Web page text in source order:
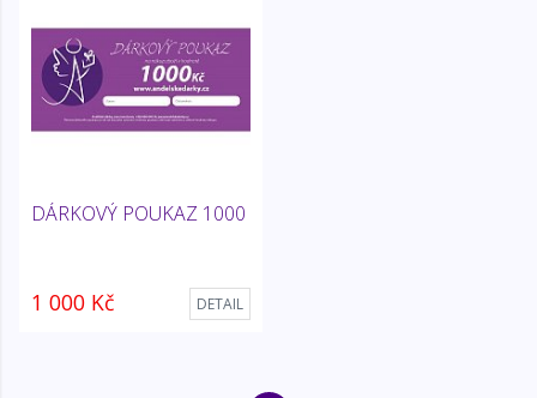
DÁRKOVÝ POUKAZ 1000
1 000 Kč DETAIL